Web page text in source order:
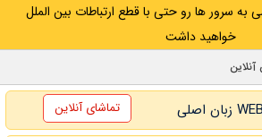
سرور ها رو حتی با قطع ارتباطات بین الملل
خواهید داشت
تماشای آنلاین